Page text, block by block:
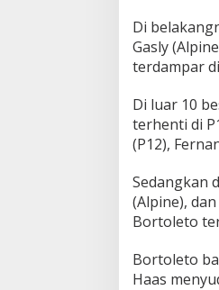
Di
Gasly
terdampar
Di luar 10
terhenti di
(P12),
Sedangkan
(Alpine),
Bortoleto
Bortoleto
Haas